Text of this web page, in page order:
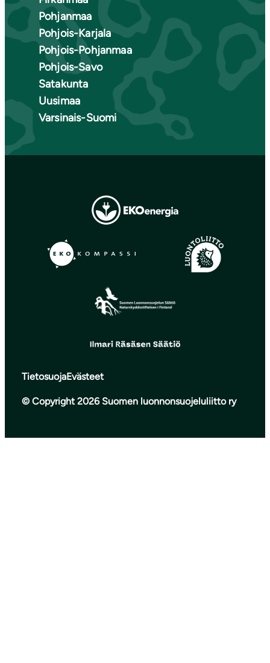
Pohjanmaa
Pohjois-Karjala
Pohjois-Pohjanmaa
Pohjois-Savo
Satakunta
Uusimaa
Varsinais-Suomi
TietosuojaEvästeet
© Copyright 2026 Suomen luonnonsuojeluliitto ry